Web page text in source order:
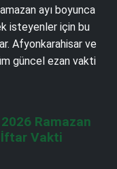
ayı boyunca
isteyenler için bu
Afyonkarahisar ve
güncel ezan vakti
Ramazan
İftar Vakti